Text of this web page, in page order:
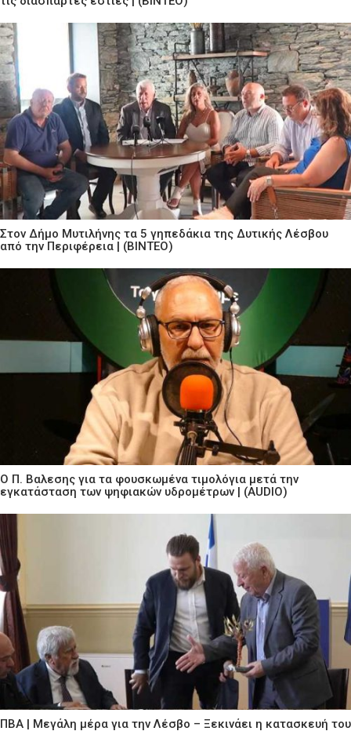
Στον Δήμο Μυτιλήνης τα 5 γηπεδάκια της Δυτικής Λέσβου
από την Περιφέρεια | (ΒΙΝΤΕΟ)
Ο Π. Βαλεσης για τα φουσκωμένα τιμολόγια μετά την
εγκατάσταση των ψηφιακών υδρομέτρων | (AUDIO)
ΠΒΑ | Μεγάλη μέρα για την Λέσβο – Ξεκινάει η κατασκευή του